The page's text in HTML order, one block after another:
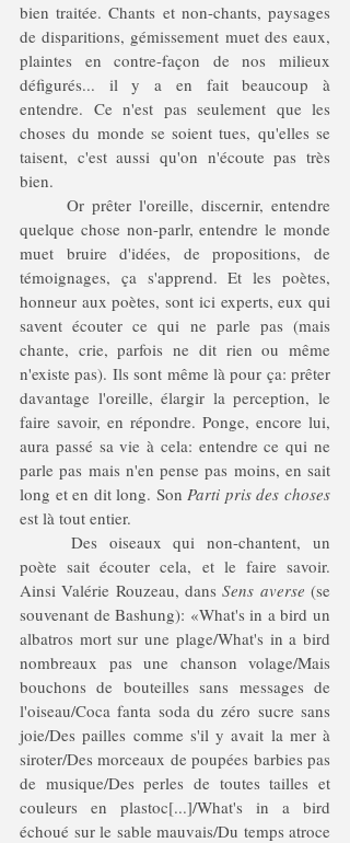
bien traitée. Chants et non-chants, paysages
de disparitions, gémissement muet des eaux,
plaintes en contre-façon de nos milieux
défigurés... il y a en fait beaucoup à
entendre. Ce n'est pas seulement que les
choses du monde se soient tues, qu'elles se
taisent, c'est aussi qu'on n'écoute pas très
bien.
quelque chose non-parlr, entendre le monde
muet bruire d'idées, de propositions, de
témoignages, ça s'apprend. Et les poètes,
honneur aux poètes, sont ici experts, eux qui
savent écouter ce qui ne parle pas (mais
chante, crie, parfois ne dit rien ou même
n'existe pas). Ils sont même là pour ça: prêter
davantage l'oreille, élargir la perception, le
faire savoir, en répondre. Ponge, encore lui,
aura passé sa vie à cela: entendre ce qui ne
parle pas mais n'en pense pas moins, en sait
long et en dit long. Son
est là tout entier.
poète sait écouter cela, et le faire savoir.
Ainsi Valérie Rouzeau, dans Sens averse (se
souvenant de Bashung): «What's in a bird un
albatros mort sur une plage/What's in a bird
nombreaux pas une chanson volage/Mais
bouchons de bouteilles sans messages de
l'oiseau/Coca fanta soda du zéro sucre sans
joie/Des pailles comme s'il y avait la mer à
siroter/Des morceaux de poupées barbies pas
de musique/Des perles de toutes tailles et
couleurs en plastoc[...]/What's in a bird
échoué sur le sable mauvais/Du temps atroce